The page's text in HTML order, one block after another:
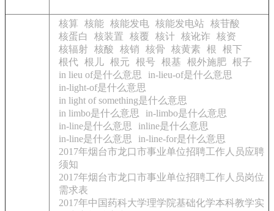
核算 核能 核能发电 核能发电站 核苷酸
核蛋白
核装置 核覆 核计 核讹诈
核资
核辐射 核酸 核销 核骨 核黄素 根
根下
根代 根儿 根元 根号 根基 根外施肥 根子
in lieu of是什么意思
in-lieu-of是什么意思
in-light-of是什么意思
in light of something是什么意思
in limbo是什么意思
in-limbo是什么意思
in-line是什么意思
inline是什么意思
in-line是什么意思
in-line-for是什么意思
2017年烟台市龙口市事业单位招聘工作人员应聘
须知
2017年烟台市龙口市事业单位招聘工作人员岗位
需求表
2017年中国药科大学理学院基础化学本科教学实